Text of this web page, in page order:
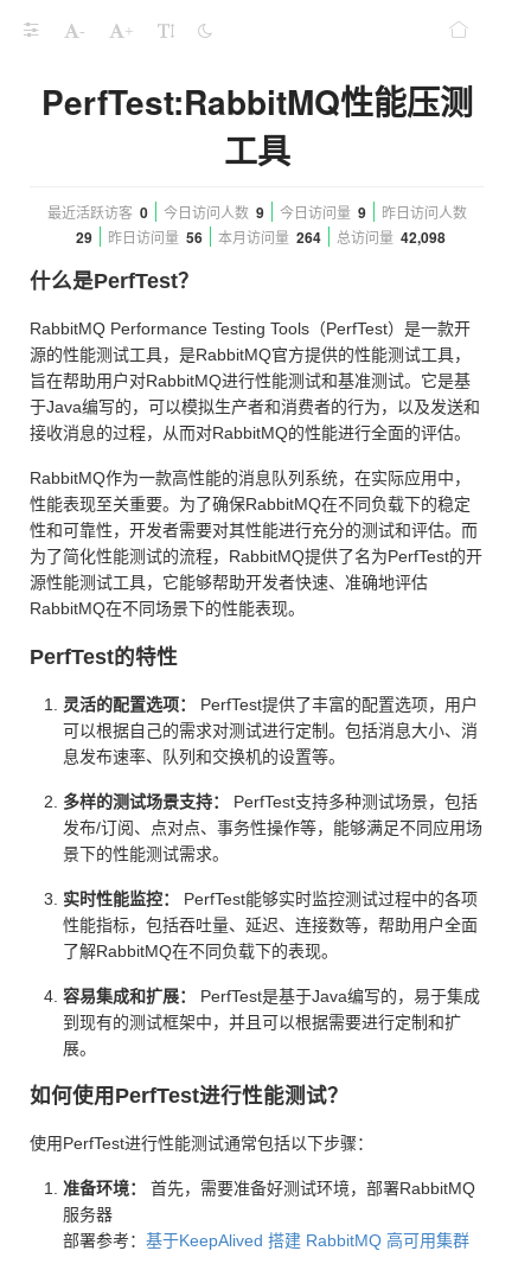
- +
PerfTest:RabbitMQ性能压测
工具
最近活跃访客 0 今日访问人数 9 今日访问量 9 昨日访问人数
29 昨日访问量 56 本月访问量 264 总访问量 42,098
什么是PerfTest？
RabbitMQ Performance Testing Tools（PerfTest）是一款开
源的性能测试工具，是RabbitMQ官方提供的性能测试工具，
旨在帮助用户对RabbitMQ进行性能测试和基准测试。它是基
于Java编写的，可以模拟生产者和消费者的行为，以及发送和
接收消息的过程，从而对RabbitMQ的性能进行全面的评估。
RabbitMQ作为一款高性能的消息队列系统，在实际应用中，
性能表现至关重要。为了确保RabbitMQ在不同负载下的稳定
性和可靠性，开发者需要对其性能进行充分的测试和评估。而
为了简化性能测试的流程，RabbitMQ提供了名为PerfTest的开
源性能测试工具，它能够帮助开发者快速、准确地评估
RabbitMQ在不同场景下的性能表现。
PerfTest的特性
灵活的配置选项：
PerfTest提供了丰富的配置选项，用户
可以根据自己的需求对测试进行定制。包括消息大小、消
息发布速率、队列和交换机的设置等。
多样的测试场景支持：
PerfTest支持多种测试场景，包括
发布/订阅、点对点、事务性操作等，能够满足不同应用场
景下的性能测试需求。
实时性能监控：
PerfTest能够实时监控测试过程中的各项
性能指标，包括吞吐量、延迟、连接数等，帮助用户全面
了解RabbitMQ在不同负载下的表现。
容易集成和扩展：
PerfTest是基于Java编写的，易于集成
到现有的测试框架中，并且可以根据需要进行定制和扩
展。
如何使用PerfTest进行性能测试？
使用PerfTest进行性能测试通常包括以下步骤：
准备环境：
首先，需要准备好测试环境，部署RabbitMQ
服务器
部署参考： 基于KeepAlived 搭建 RabbitMQ 高可用集群